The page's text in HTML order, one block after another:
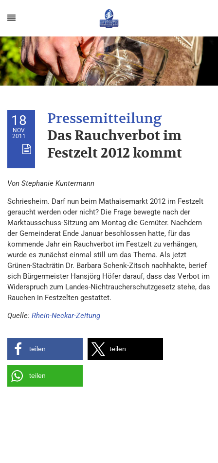
18
NOV.
2011
Das Rauchverbot im
Festzelt 2012 kommt
Von Stephanie Kuntermann
Schriesheim. Darf nun beim Mathaisemarkt 2012 im Festzelt
geraucht werden oder nicht? Die Frage bewegte nach der
Marktausschuss-Sitzung am Montag die Gemüter. Nachdem
der Gemeinderat Ende Januar beschlossen hatte, für das
kommende Jahr ein Rauchverbot im Festzelt zu verhängen,
wurde es zunächst einmal still um das Thema. Als jetzt
Grünen-Stadträtin Dr. Barbara Schenk-Zitsch nachhakte, berief
sich Bürgermeister Hansjörg Höfer darauf, dass das Verbot im
Widerspruch zum Landes-Nichtraucherschutzgesetz stehe, das
Rauchen in Festzelten gestattet.
Quelle: Rhein-Neckar-Zeitung
teilen teilen
teilen